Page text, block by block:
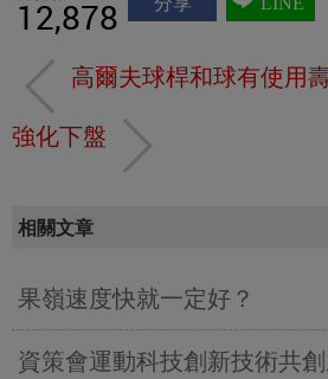
12,878
高爾夫球桿和球有使用
強化下盤
相關文章
果嶺速度快就一定好？
資策會運動科技創新技術共